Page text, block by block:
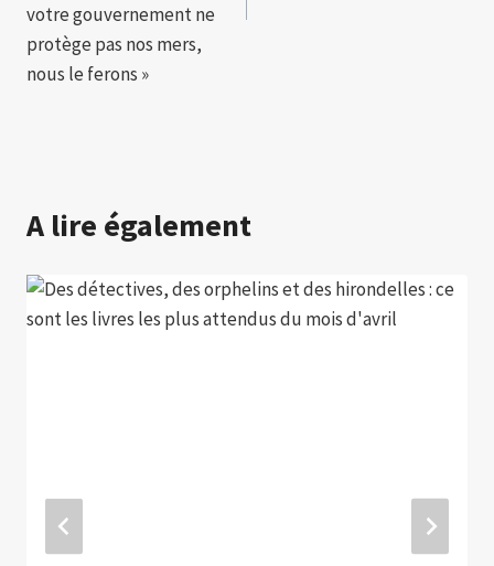
votre gouvernement ne
protège pas nos mers,
nous le ferons »
A lire également